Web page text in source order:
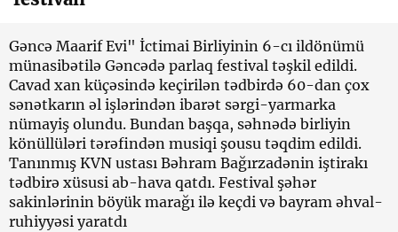
Gəncə Maarif Evi" İctimai Birliyinin 6-cı ildönümü
münasibətilə Gəncədə parlaq festival təşkil edildi.
Cavad xan küçəsində keçirilən tədbirdə 60-dan çox
sənətkarın əl işlərindən ibarət sərgi-yarmarka
nümayiş olundu. Bundan başqa, səhnədə birliyin
könüllüləri tərəfindən musiqi şousu təqdim edildi.
Tanınmış KVN ustası Bəhram Bağırzadənin iştirakı
tədbirə xüsusi ab-hava qatdı. Festival şəhər
sakinlərinin böyük marağı ilə keçdi və bayram əhval-
ruhiyyəsi yaratdı